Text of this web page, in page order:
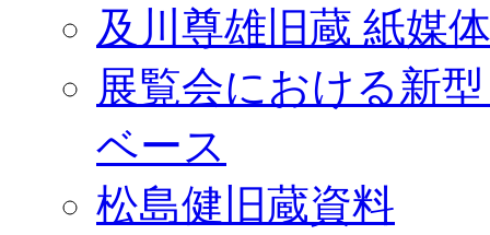
及川尊雄旧蔵 紙媒
展覧会における新
ベース
松島健旧蔵資料